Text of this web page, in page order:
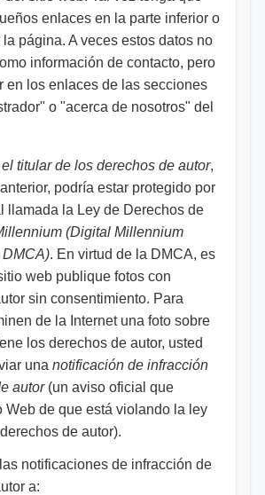
enlaces en la parte inferior o
página. A veces estos datos no
información de contacto, pero
en los enlaces de las secciones
o "acerca de nosotros" del
titular de los derechos de autor,
podría estar protegido por
llamada la Ley de Derechos de
(Digital Millennium
DMCA). En virtud de la DMCA, es
web publique fotos con
sin consentimiento. Para
de la Internet una foto sobre
los derechos de autor, usted
una notificación de infracción
autor(un aviso oficial que
Web de que está violando la ley
de autor).
notificaciones de infracción de
a: